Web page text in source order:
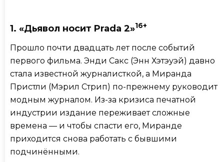
1. «Дьявол носит Prada 2»16+
Прошло почти двадцать лет после событий
первого фильма. Энди Сакс (Энн Хэтэуэй) давно
стала известной журналисткой, а Миранда
Пристли (Мэрил Стрип) по-прежнему руководит
модным журналом. Из-за кризиса печатной
индустрии издание переживает сложные
времена — и чтобы спасти его, Миранде
приходится снова работать с бывшими
подчинёнными.